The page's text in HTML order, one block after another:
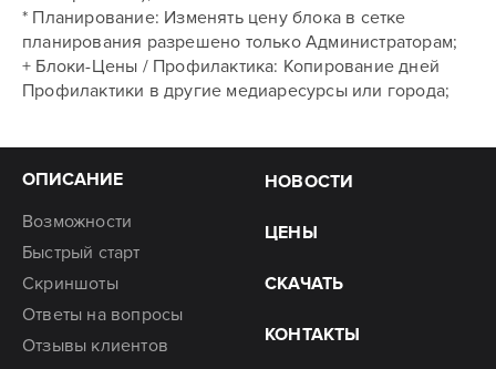
* Планирование: Изменять цену блока в сетке
планирования разрешено только Администраторам;
+ Блоки-Цены / Профилактика: Копирование дней
Профилактики в другие медиаресурсы или города;
ОПИСАНИЕ
Возможности
Быстрый старт
Скриншоты
Ответы на вопросы
Отзывы клиентов
НОВОСТИ
ЦЕНЫ
СКАЧАТЬ
КОНТАКТЫ